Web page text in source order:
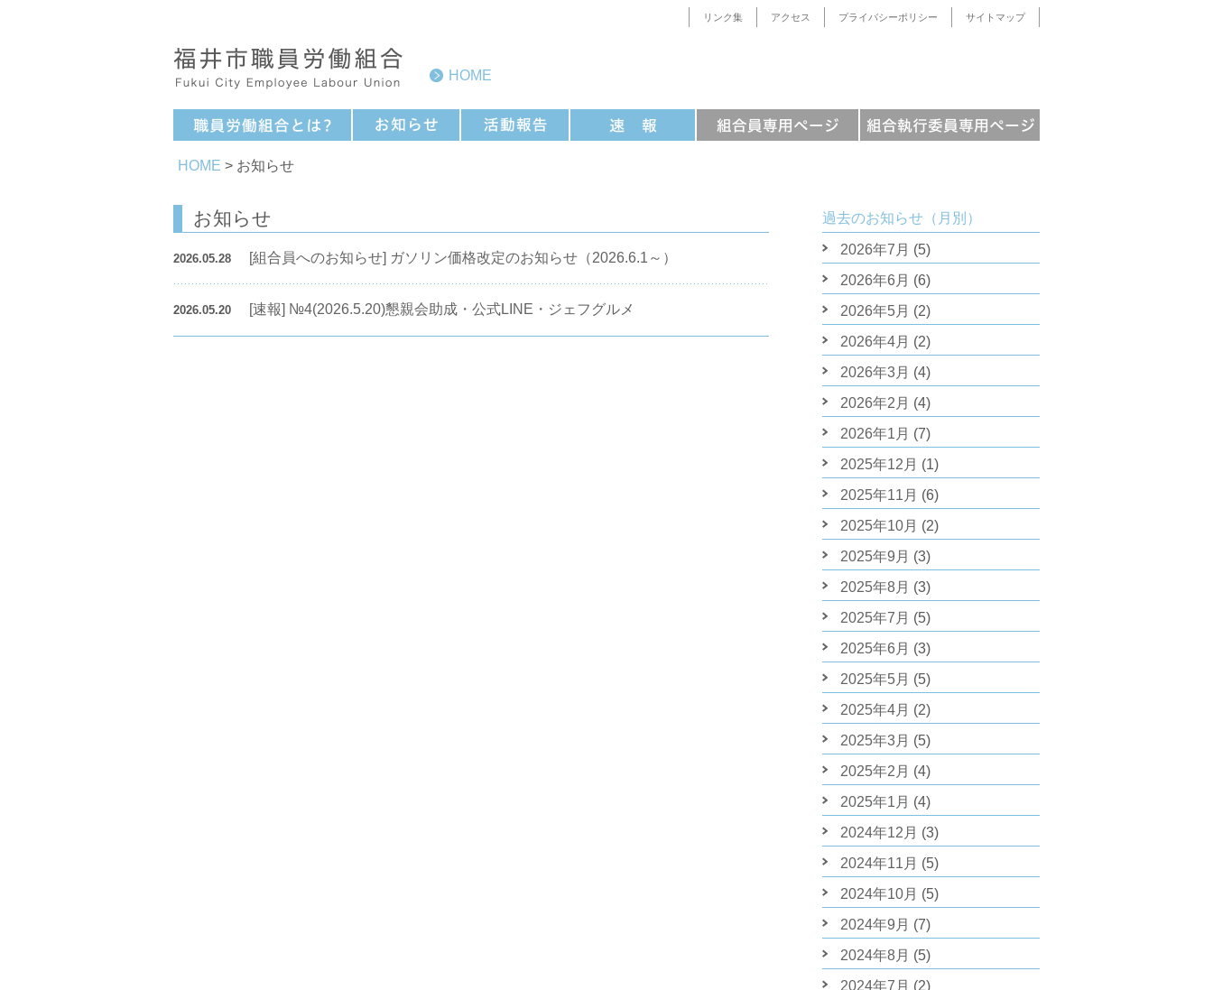
リンク集 アクセス プライバシーポリシー サイトマップ
HOME
HOME > お知らせ
お知らせ
2026.05.28 [組合員へのお知らせ] ガソリン価格改定のお知らせ（2026.6.1～）
2026.05.20 [速報] №4(2026.5.20)懇親会助成・公式LINE・ジェフグルメ
過去のお知らせ（月別）
2026年7月 (5)
2026年6月 (6)
2026年5月 (2)
2026年4月 (2)
2026年3月 (4)
2026年2月 (4)
2026年1月 (7)
2025年12月 (1)
2025年11月 (6)
2025年10月 (2)
2025年9月 (3)
2025年8月 (3)
2025年7月 (5)
2025年6月 (3)
2025年5月 (5)
2025年4月 (2)
2025年3月 (5)
2025年2月 (4)
2025年1月 (4)
2024年12月 (3)
2024年11月 (5)
2024年10月 (5)
2024年9月 (7)
2024年8月 (5)
2024年7月 (2)